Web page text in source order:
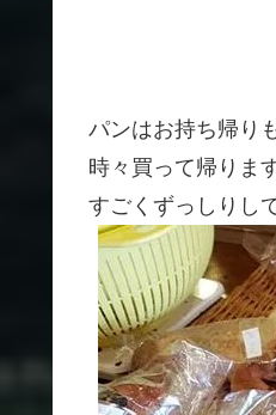
パンはお持ち帰り
時々買って帰りま
すごくずっしりし